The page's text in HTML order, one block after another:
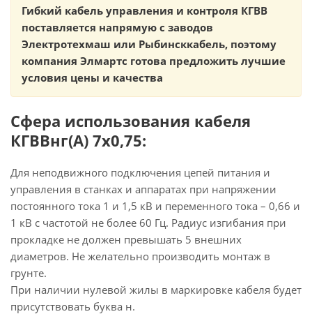
Гибкий кабель управления и контроля КГВВ
поставляется напрямую с заводов
Электротехмаш или Рыбинсккабель, поэтому
компания Элмартс готова предложить лучшие
условия цены и качества
Сфера использования кабеля
КГВВнг(А) 7х0,75:
Для неподвижного подключения цепей питания и
управления в станках и аппаратах при напряжении
постоянного тока 1 и 1,5 кВ и переменного тока – 0,66 и
1 кВ с частотой не более 60 Гц. Радиус изгибания при
прокладке не должен превышать 5 внешних
диаметров. Не желательно производить монтаж в
грунте.
При наличии нулевой жилы в маркировке кабеля будет
присутствовать буква н.